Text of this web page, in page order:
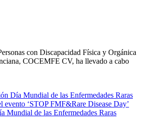
con Discapacidad Física y Orgánica
COCEMFE CV, ha llevado a cabo
evento ‘STOP FMF&Rare Disease Day’
Mundial de las Enfermedades Raras